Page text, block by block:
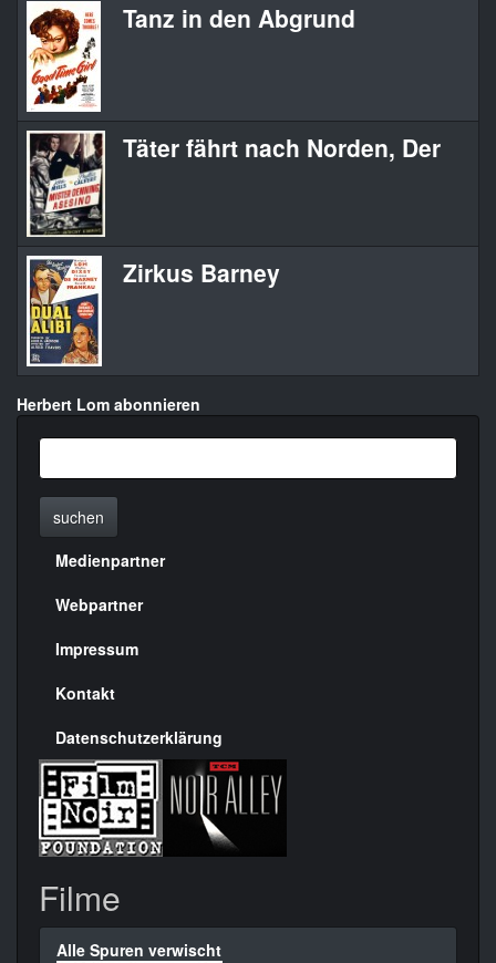
Tanz in den Abgrund
Täter fährt nach Norden, Der
Zirkus Barney
Herbert Lom abonnieren
suchen
Menülinks
rechte
Seite
Medienpartner
Webpartner
Impressum
Kontakt
Datenschutzerklärung
Filme
Alle Spuren verwischt